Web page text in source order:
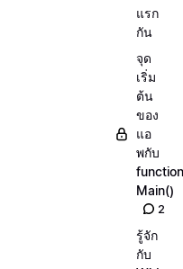
แรก
กัน
จุด
เริ่ม
ต้น
ของ
แอ
พกับ
function
Main()
2
รู้จัก
กับ